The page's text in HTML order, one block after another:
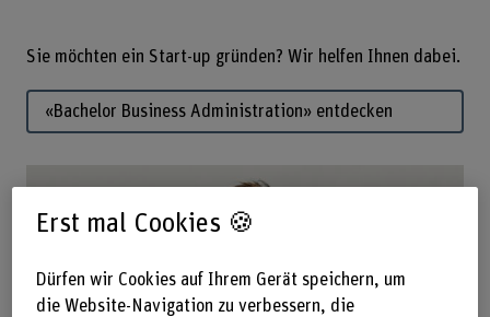
Sie möchten ein Start-up gründen? Wir helfen Ihnen dabei.
«Bachelor Business Administration» entdecken
Erst mal Cookies 🍪
Dürfen wir Cookies auf Ihrem Gerät speichern, um
die Website-Navigation zu verbessern, die